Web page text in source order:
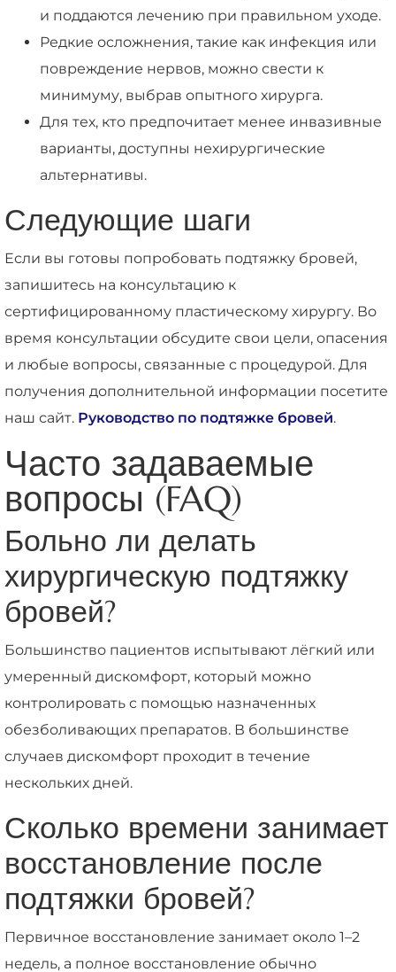
и поддаются лечению при правильном уходе.
Редкие осложнения, такие как инфекция или
повреждение нервов, можно свести к
минимуму, выбрав опытного хирурга.
Для тех, кто предпочитает менее инвазивные
варианты, доступны нехирургические
альтернативы.
Следующие шаги
Если вы готовы попробовать подтяжку бровей,
запишитесь на консультацию к
сертифицированному пластическому хирургу. Во
время консультации обсудите свои цели, опасения
и любые вопросы, связанные с процедурой. Для
получения дополнительной информации посетите
наш сайт. Руководство по подтяжке бровей.
Часто задаваемые
вопросы (FAQ)
Больно ли делать
хирургическую подтяжку
бровей?
Большинство пациентов испытывают лёгкий или
умеренный дискомфорт, который можно
контролировать с помощью назначенных
обезболивающих препаратов. В большинстве
случаев дискомфорт проходит в течение
нескольких дней.
Сколько времени занимает
восстановление после
подтяжки бровей?
Первичное восстановление занимает около 1–2
недель, а полное восстановление обычно